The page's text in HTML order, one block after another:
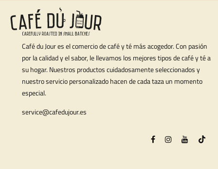
Café du Jour es el comercio de café y té más acogedor. Con pasión
por la calidad y el sabor, le llevamos los mejores tipos de café y té a
su hogar. Nuestros productos cuidadosamente seleccionados y
nuestro servicio personalizado hacen de cada taza un momento
especial.
service@cafedujour.es